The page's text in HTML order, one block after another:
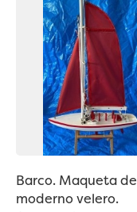
Barco. Maqueta de
moderno velero.